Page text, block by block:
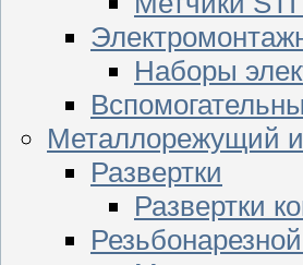
Наборы
Металлорежущий
Развертки
Развертки